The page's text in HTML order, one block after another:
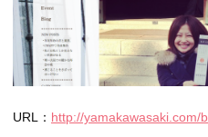
URL： http://yamakawasaki.com/